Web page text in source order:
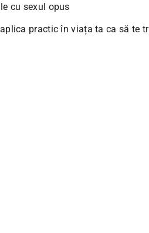
cu sexul opus
practic în viața ta ca să te